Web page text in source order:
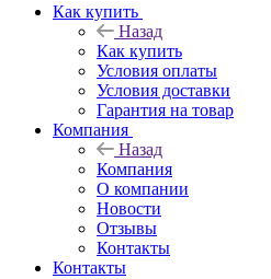
Как купить
Назад
Как купить
Условия оплаты
Условия доставки
Гарантия на товар
Компания
Назад
Компания
О компании
Новости
Отзывы
Контакты
Контакты